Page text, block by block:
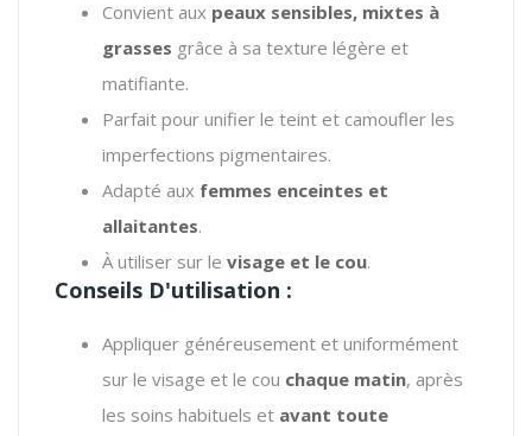
Convient aux peaux sensibles, mixtes à
grasses grâce à sa texture légère et
matifiante.
Parfait pour unifier le teint et camoufler les
imperfections pigmentaires.
Adapté aux femmes enceintes et
allaitantes.
À utiliser sur le visage et le cou.
Conseils D'utilisation :
Appliquer généreusement et uniformément
sur le visage et le cou chaque matin, après
les soins habituels et avant toute